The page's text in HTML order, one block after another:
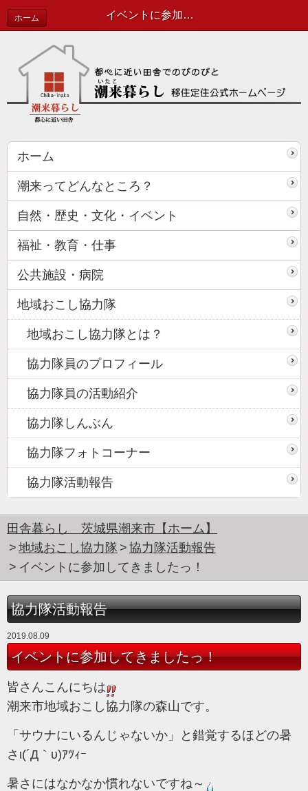
イベントに参加してきましたっ！ | 協力隊活動報告
ホーム
ホーム
潮来ってどんなところ？
自然・歴史・文化・イベント
福祉・教育・仕事
公共施設・病院
地域おこし協力隊
地域おこし協力隊とは？
協力隊員のプロフィール
協力隊員の活動紹介
協力隊しんぶん
協力隊フォトコーナー
協力隊活動報告
田舎暮らし 茨城県潮来市【ホーム】
地域おこし協力隊
協力隊活動報告
イベントに参加してきましたっ！
協力隊活動報告
2019.08.09
イベントに参加してきましたっ！
皆さんこんにちは
潮来市地域おこし協力隊の森山です。
「サウナにいるんじゃないか」と錯覚するほどの暑
さι(´Д｀υ)ｱﾂｨｰ
暑さにはなかなか慣れないですね～